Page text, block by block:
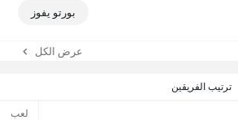
بورتو يفوز
عرض الكل
ترتيب الفريقين
لعب